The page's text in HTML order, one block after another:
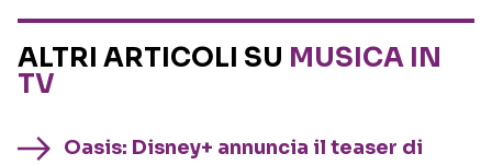
ALTRI ARTICOLI SU MUSICA IN
TV
Oasis: Disney+ annuncia il teaser di